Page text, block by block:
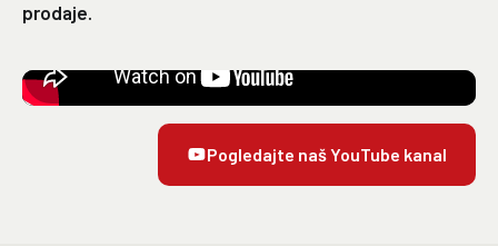
prodaje.
Pogledajte naš YouTube kanal